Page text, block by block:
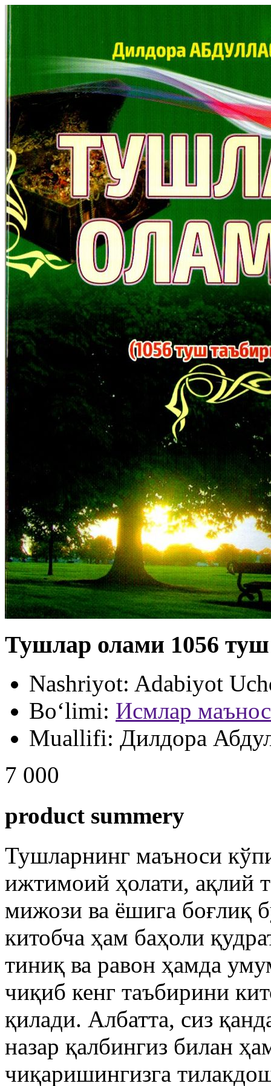
Тушлар олами 1056
Nashriyot: Adabiyot
Bo‘limi: Исмлар
Muallifi: Дилдора
7 000
product summery
Тушларнинг маъноси
ижтимоий ҳолати, ақлий
мижози ва ёшига боғлиқ
китобча ҳам баҳоли
тиниқ ва равон ҳамда
чиқиб кенг таъбирини
қилади. Албатта, сиз
назар қалбингиз билан
чиқаришингизга